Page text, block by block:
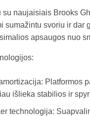
su naujaisiais Brooks
sumažintu svoriu ir
apsaugos nuo
Platformos
išlieka stabilios ir
technologija: